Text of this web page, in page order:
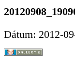
Dátum: 2012-